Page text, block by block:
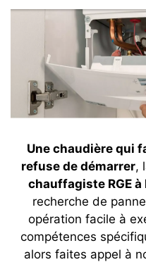
Une chaudière qui
refuse de démarrer,
chauffagiste RGE à
recherche de
opération facile à
compétences
alors faites appel à